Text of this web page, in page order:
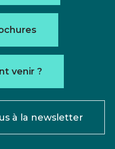
venir ?
à la newsletter